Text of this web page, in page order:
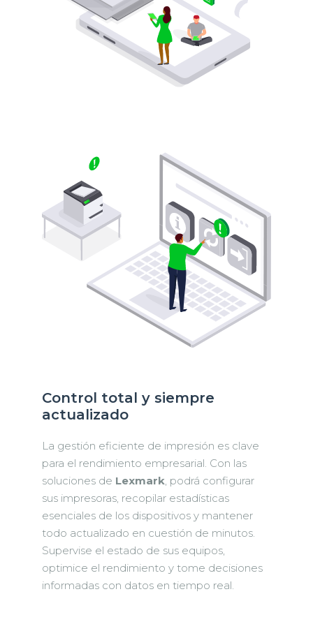
Control total y siempre
actualizado
La gestión eficiente de impresión es clave
para el rendimiento empresarial. Con las
soluciones de Lexmark , podrá configurar
sus impresoras, recopilar estadísticas
esenciales de los dispositivos y mantener
todo actualizado en cuestión de minutos.
Supervise el estado de sus equipos,
optimice el rendimiento y tome decisiones
informadas con datos en tiempo real.